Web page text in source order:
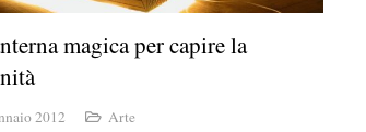
magica per capire la
2012 Arte